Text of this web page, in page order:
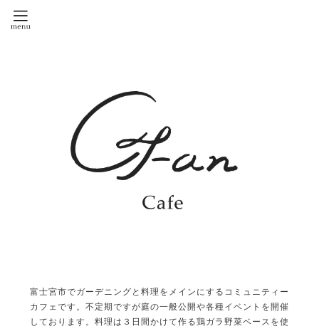
富士宮市でガーデニングと料理をメインにするコミュニティー
カフェです。不定期ですが庭の一般公開や各種イベントを開催
しております。料理は３日間かけて作る鶏ガラ野菜ベースを使